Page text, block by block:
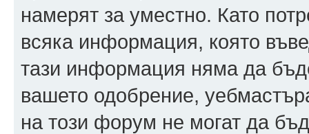
намерят за уместно. Като
всяка информация, която
тази информация няма да
вашето одобрение,
на този форум не могат да